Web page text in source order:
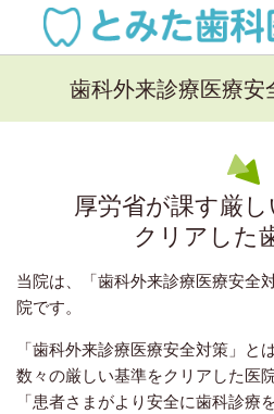
歯科外来診療医療安
厚労省が課す厳
クリアした
当院は、「歯科外来診療医療安全
院です。
「歯科外来診療医療安全対策」と
数々の厳しい基準をクリアした医
「患者さまがより安全に歯科診療